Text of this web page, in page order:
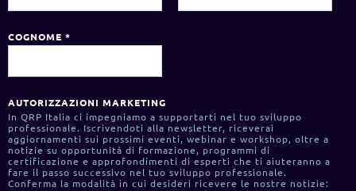
COGNOME *
AUTORIZZAZIONI MARKETING
In QRP Italia ci impegniamo a supportarti nel tuo sviluppo
professionale. Iscrivendoti alla newsletter, riceverai
aggiornamenti sui prossimi eventi, webinar e workshop, oltre a
notizie su opportunità di formazione, programmi di
certificazione e approfondimenti di esperti che ti aiuteranno a
fare il passo successivo nel tuo sviluppo professionale.
Conferma la modalità in cui desideri ricevere le nostre notizie: